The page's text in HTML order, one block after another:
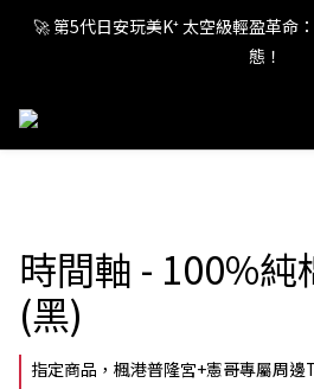
🚀 第5代日安玩美K⁺ 太空級輕盈革命
態！
態！
時間軸 - 100%純
(黑)
指定商品，楓港普隆宮+憲哥專屬周